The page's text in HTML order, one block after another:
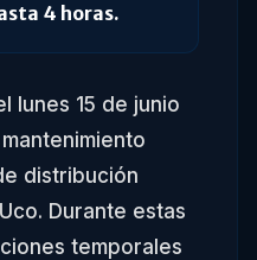
4 horas.
lunes 15 de junio
distribución
Durante estas
temporales